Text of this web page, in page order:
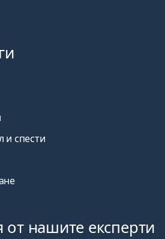
и спести
нашите експерти